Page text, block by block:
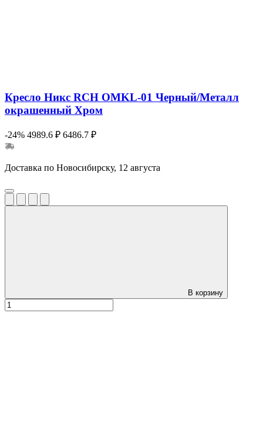
Кресло Никс RCH OMKL-01 Черный/Металл
окрашенный Хром
-24% 4989.6 ₽ 6486.7 ₽
Доставка по Новосибирску, 12 августа
В корзину